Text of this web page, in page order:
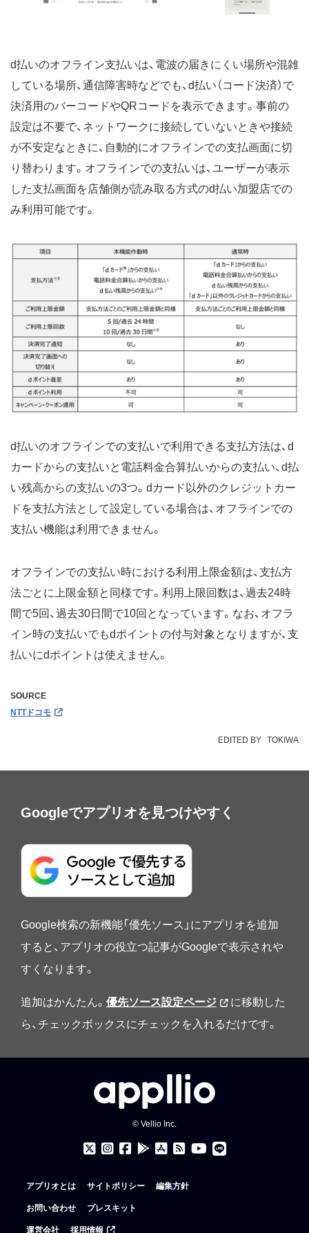
d払いのオフライン支払いは、電波の届きにくい場所や混雑
している場所、通信障害時などでも、d払い（コード決済）で
決済用のバーコードやQRコードを表示できます。事前の
設定は不要で、ネットワークに接続していないときや接続
が不安定なときに、自動的にオフラインでの支払画面に切
り替わります。オフラインでの支払いは、ユーザーが表示
した支払画面を店舗側が読み取る方式のd払い加盟店での
み利用可能です。
d払いのオフラインでの支払いで利用できる支払方法は、d
カードからの支払いと電話料金合算払いからの支払い、d払
い残高からの支払いの3つ。dカード以外のクレジットカー
ドを支払方法として設定している場合は、オフラインでの
支払い機能は利用できません。
オフラインでの支払い時における利用上限金額は、支払方
法ごとに上限金額と同様です。利用上限回数は、過去24時
間で5回、過去30日間で10回となっています。なお、オフラ
イン時の支払いでもdポイントの付与対象となりますが、支
払いにdポイントは使えません。
SOURCE
NTTドコモ
EDITED BY TOKIWA
Googleでアプリオを見つけやすく
Google検索の新機能「優先ソース」にアプリオを追加
すると、アプリオの役立つ記事がGoogleで表示されや
すくなります。
追加はかんたん。 優先ソース設定ページ
に移動した
ら、チェックボックスにチェックを入れるだけです。
© Vellio Inc.
アプリオとは サイトポリシー 編集方針
お問い合わせ プレスキット
運営会社 採用情報